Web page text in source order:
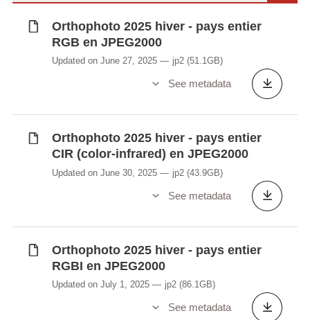
webservices-wms-et-wmts.
Orthophoto 2025 hiver - pays entier
RGB en JPEG2000
Updated on June 27, 2025 jp2 (51.1GB)
See metadata
Orthophoto 2025 hiver - pays entier
CIR (color-infrared) en JPEG2000
Updated on June 30, 2025 jp2 (43.9GB)
See metadata
Orthophoto 2025 hiver - pays entier
RGBI en JPEG2000
Updated on July 1, 2025 jp2 (86.1GB)
See metadata